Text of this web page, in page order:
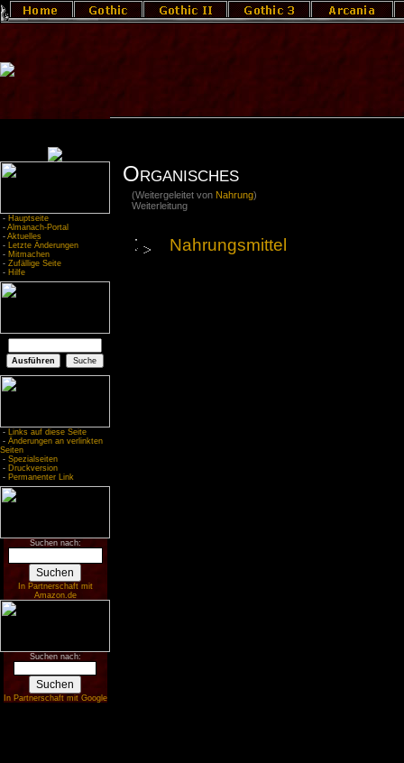
- Hauptseite
- Almanach-Portal
- Aktuelles
- Letzte Änderungen
- Mitmachen
- Zufällige Seite
- Hilfe
- Links auf diese Seite
- Änderungen an verlinkten
Seiten
- Spezialseiten
- Druckversion
- Permanenter Link
Suchen nach:
In Partnerschaft mit
Amazon.de
Suchen nach:
In Partnerschaft mit Google
Organisches
(Weitergeleitet von Nahrung)
Weiterleitung
Nahrungsmittel